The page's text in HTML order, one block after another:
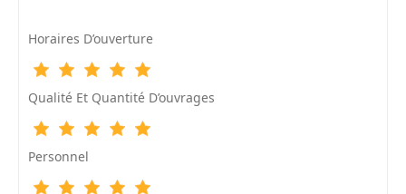
Horaires D’ouverture
Qualité Et Quantité D’ouvrages
Personnel